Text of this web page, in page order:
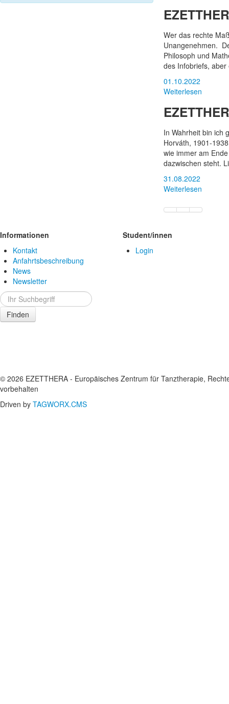
Wer das rechte
Unangenehmen.
Philosoph und
des Infobriefs,
01.10.2022
Weiterlesen
In Wahrheit bin ich
Horváth, 1901-
wie immer am
dazwischen steht.
31.08.2022
Weiterlesen
Informationen
Kontakt
Anfahrtsbeschreibung
News
Newsletter
Finden
Student/innen
Login
© 2026 EZETTHERA - Europäisches Zentrum für Tanztherapie,
vorbehalten
Driven by TAGWORX.CMS